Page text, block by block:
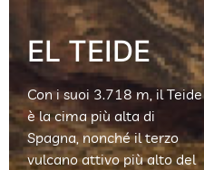
EL TEIDE
Con i suoi 3.718 m, il Teide
è la cima più alta di
Spagna, nonché il terzo
vulcano attivo più alto del